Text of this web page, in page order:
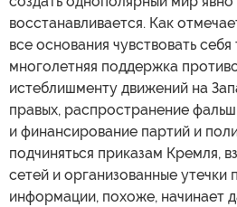
восстанавливается. Как
все основания чувствовать
многолетняя поддержка
истеблишменту движений на
правых, распространение
и финансирование партий и
подчиняться приказам Кремля,
сетей и организованные утечки
информации, похоже, начинает